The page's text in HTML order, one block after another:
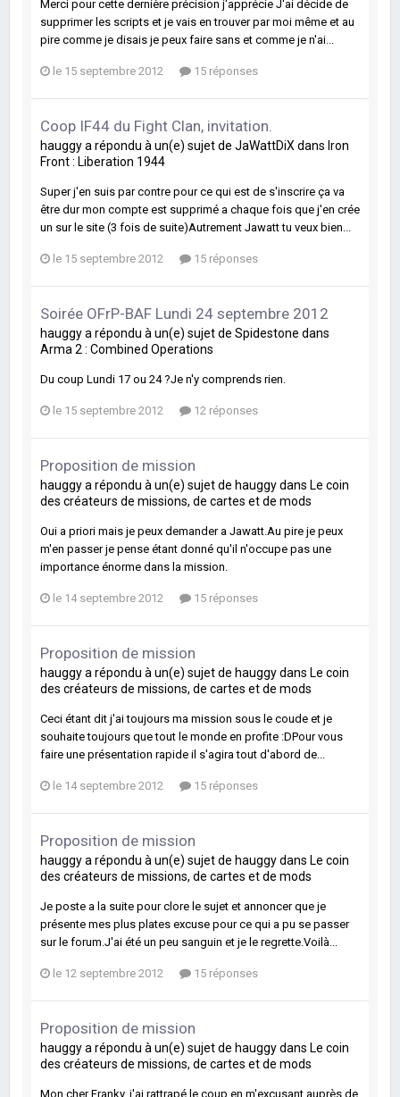
Merci pour cette dernière précision j'apprécie J'ai décide de
supprimer les scripts et je vais en trouver par moi même et au
pire comme je disais je peux faire sans et comme je n'ai...
le 15 septembre 2012 15 réponses
Coop IF44 du Fight Clan, invitation.
hauggya répondu à un(e) sujet de JaWattDiXdans Iron
Front : Liberation 1944
Super j'en suis par contre pour ce qui est de s'inscrire ça va
être dur mon compte est supprimé a chaque fois que j'en crée
un sur le site (3 fois de suite)Autrement Jawatt tu veux bien...
le 15 septembre 2012 15 réponses
Soirée OFrP-BAF Lundi 24 septembre 2012
hauggya répondu à un(e) sujet de Spidestone dans
Arma 2 : Combined Operations
Du coup Lundi 17 ou 24 ?Je n'y comprends rien.
le 15 septembre 2012 12 réponses
Proposition de mission
hauggya répondu à un(e) sujet de hauggydans Le coin
des créateurs de missions, de cartes et de mods
Oui a priori mais je peux demander a Jawatt.Au pire je peux
m'en passer je pense étant donné qu'il n'occupe pas une
importance énorme dans la mission.
le 14 septembre 2012 15 réponses
Proposition de mission
hauggya répondu à un(e) sujet de hauggydans Le coin
des créateurs de missions, de cartes et de mods
Ceci étant dit j'ai toujours ma mission sous le coude et je
souhaite toujours que tout le monde en profite :DPour vous
faire une présentation rapide il s'agira tout d'abord de...
le 14 septembre 2012 15 réponses
Proposition de mission
hauggya répondu à un(e) sujet de hauggydans Le coin
des créateurs de missions, de cartes et de mods
Je poste a la suite pour clore le sujet et annoncer que je
présente mes plus plates excuse pour ce qui a pu se passer
sur le forum.J'ai été un peu sanguin et je le regrette.Voilà...
le 12 septembre 2012 15 réponses
Proposition de mission
hauggya répondu à un(e) sujet de hauggydans Le coin
des créateurs de missions, de cartes et de mods
Mon cher Franky, j'ai rattrapé le coup en m'excusant auprès de